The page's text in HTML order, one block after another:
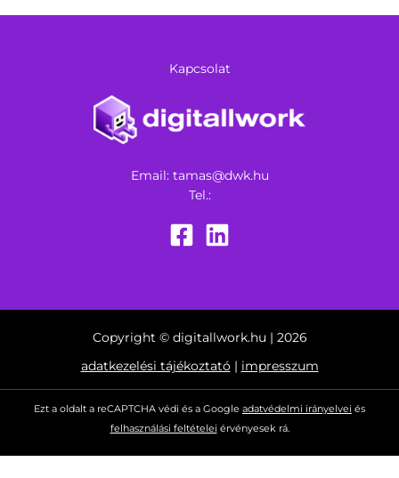
Kapcsolat
Email: tamas@dwk.hu
Tel.:
Copyright © digitallwork.hu | 2026
adatkezelési tájékoztató| impresszum
Ezt a oldalt a reCAPTCHA védi és a Google adatvédelmi irányelvei és
felhasználási feltételei érvényesek rá.